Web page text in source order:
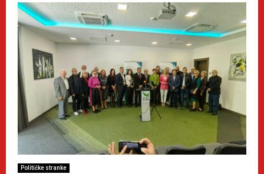
Političke stranke